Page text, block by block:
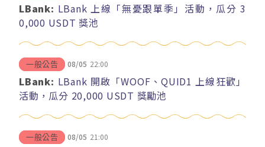
LBank: LBank 上線「無憂跟單季」活動，瓜分 3
0,000 USDT 獎池
一般公告 08/05 22:00
LBank: LBank 開啟「WOOF、QUID1 上線狂歡」
活動，瓜分 20,000 USDT 獎勵池
一般公告 08/05 21:00